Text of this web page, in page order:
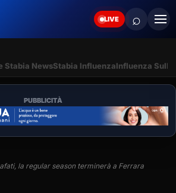
LIVE ⌕
Stabia NewsStabia InfluenzaInfluenza Sullo
PUBBLICITÀ
la regular season terminerà a Ferrara